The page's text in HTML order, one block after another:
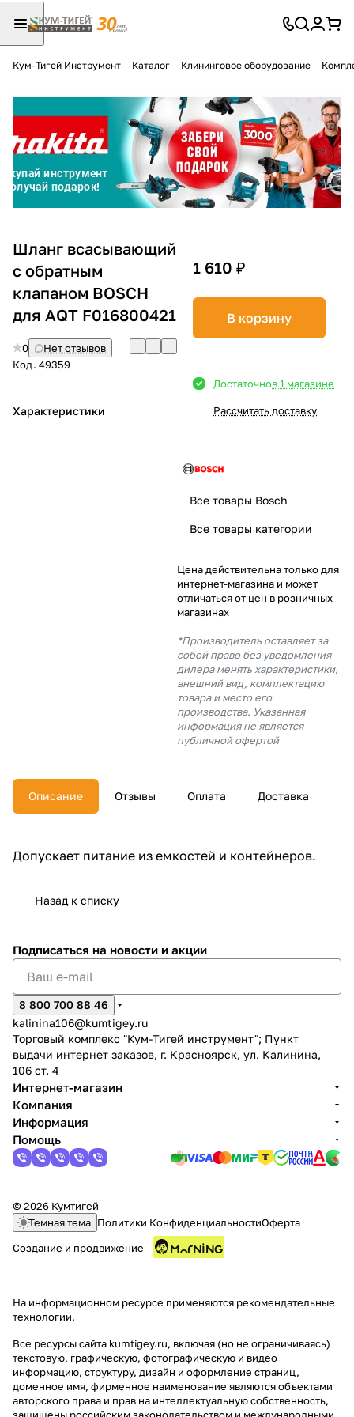
Кум-Тигей Инструмент Каталог Клининговое оборудование
Шланг всасывающий
с обратным
клапаном BOSCH
для AQT F016800421
0
Нет отзывов
Код. 49359
Характеристики
1 610 ₽
В корзину
Достаточнов 1 магазине
Рассчитать доставку
Все товары Bosch
Все товары категории
Цена действительна только для
интернет-магазина и может
отличаться от цен в розничных
магазинах
*Производитель оставляет за
собой право без уведомления
дилера менять характеристики,
внешний вид, комплектацию
товара и место его
производства. Указанная
информация не является
публичной офертой
Описание Отзывы Оплата Доставка
Допускает питание из емкостей и контейнеров.
Назад к списку
Подписаться на новости и акции
8 800 700 88 46
kalinina106@kumtigey.ru
Торговый комплекс "Кум-Тигей инструмент"; Пункт
выдачи интернет заказов, г. Красноярск, ул. Калинина,
106 ст. 4
Интернет-магазин
Компания
Информация
Помощь
© 2026 Кумтигей
Темная тема Политики КонфиденциальностиОферта
Создание и продвижение
На информационном ресурсе применяются рекомендательные
технологии.
Все ресурсы сайта kumtigey.ru, включая (но не ограничиваясь)
текстовую, графическую, фотографическую и видео
информацию, структуру, дизайн и оформление страниц,
доменное имя, фирменное наименование являются объектами
авторского права и прав на интеллектуальную собственность,
Разбейте
оплатуна части
без переплат
График платежей
Сегодня
% картой любого банка
% будут
с вашей карты
раз в 2
недели